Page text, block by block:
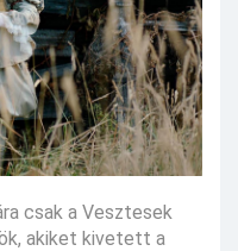
csak a Vesztesek
akiket kivetett a